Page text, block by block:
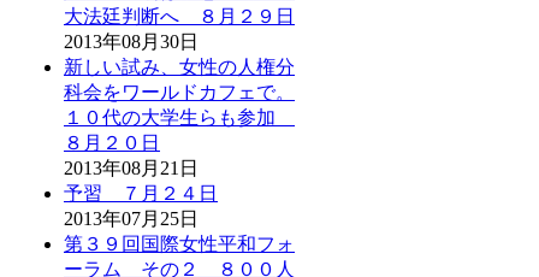
大法廷判断へ ８月２９日
2013年08月30日
新しい試み、女性の人権分
科会をワールドカフェで。
１０代の大学生らも参加
８月２０日
2013年08月21日
予習 ７月２４日
2013年07月25日
第３９回国際女性平和フォ
ーラム その２ ８００人